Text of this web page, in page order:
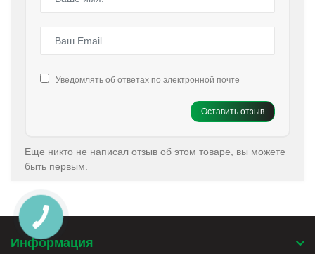
Уведомлять об ответах по электронной почте
Оставить отзыв
Еще никто не написал отзыв об этом товаре, вы можете
быть первым.
Информация